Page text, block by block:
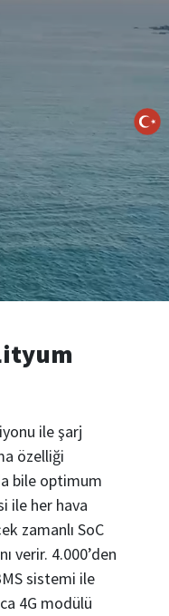
ile şarj
özelliği
bile optimum
ile her hava
zamanlı SoC
verir. 4.000’den
sistemi ile
4G modülü